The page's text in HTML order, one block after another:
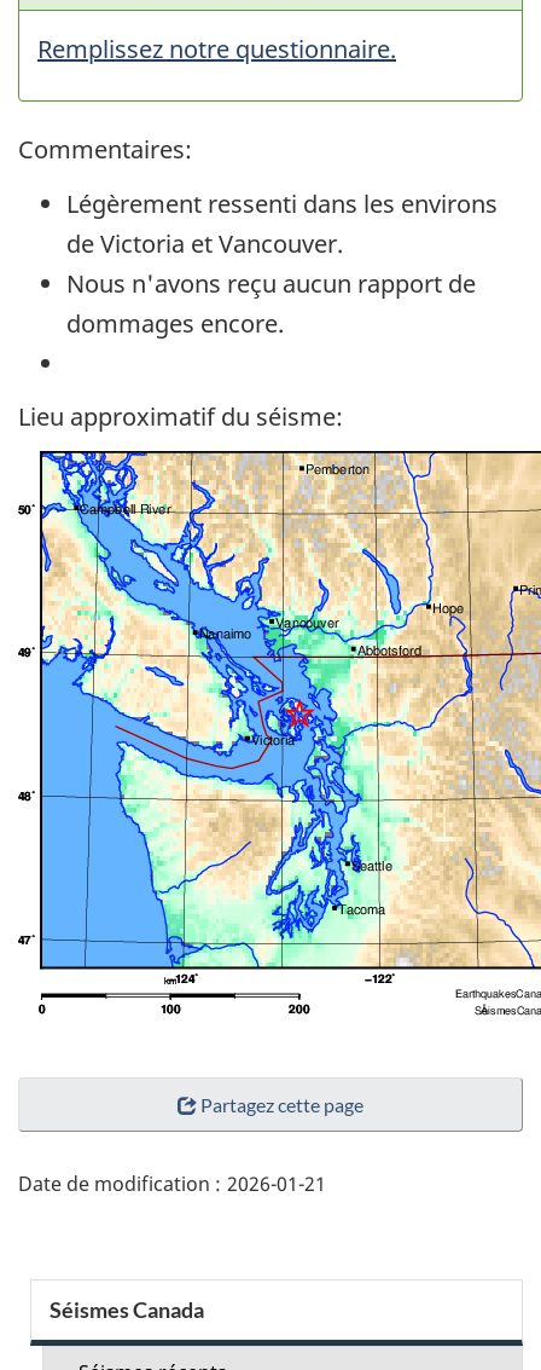
Remplissez notre questionnaire.
Commentaires:
Légèrement ressenti dans les environs
de Victoria et Vancouver.
Nous n'avons reçu aucun rapport de
dommages encore.
Lieu approximatif du séisme:
"Détails
page"
Partagez cette page
Date de modification : 2026-01-21
Menu
de
Séismes Canada